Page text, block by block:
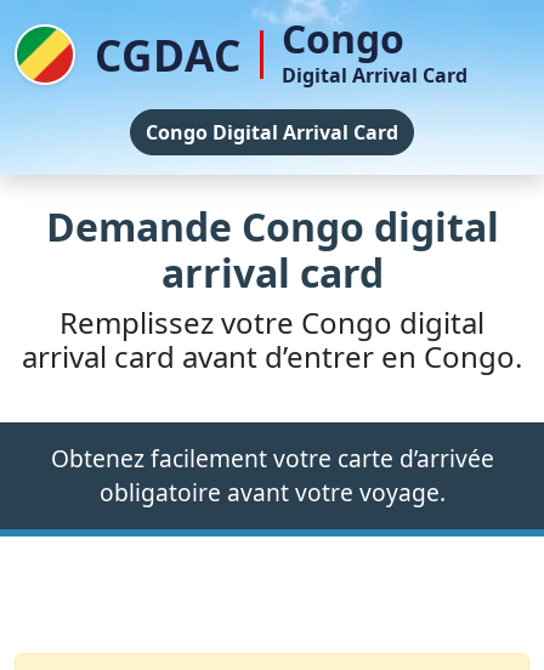
CGDAC Congo
Digital Arrival Card
Congo Digital Arrival Card
Demande Congo digital
arrival card
Remplissez votre Congo digital
arrival card avant d’entrer en Congo.
Obtenez facilement votre carte d’arrivée
obligatoire avant votre voyage.